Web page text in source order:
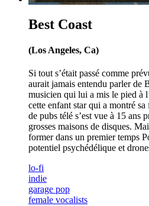
Best Coast
(Los Angeles, Ca)
Si tout s’était passé comme
aurait jamais entendu parler de
musicien qui lui a mis le pied à
cette enfant star qui a montré
de pubs télé s’est vue à 15 ans
grosses maisons de disques.
former dans un premier temps
potentiel psychédélique et
lo-fi
indie
garage pop
female vocalists